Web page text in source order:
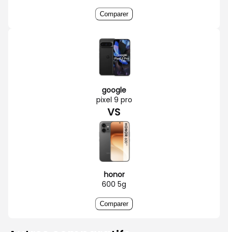
Comparer
google
pixel 9 pro
VS
honor
600 5g
Comparer